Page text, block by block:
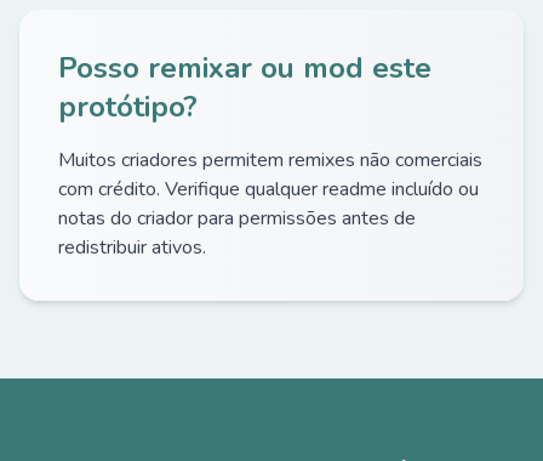
Posso remixar ou mod este
protótipo?
Muitos criadores permitem remixes não comerciais
com crédito. Verifique qualquer readme incluído ou
notas do criador para permissões antes de
redistribuir ativos.